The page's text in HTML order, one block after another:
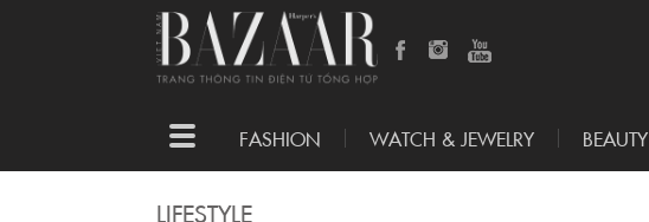
Toggle
navigation
FASHION WATCH & JEWELRY BEAUTY
LIFESTYLE